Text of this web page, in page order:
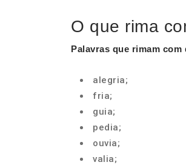
O que rima
Palavras que rimam com
alegria;
fria;
guia;
pedia;
ouvia;
valia;